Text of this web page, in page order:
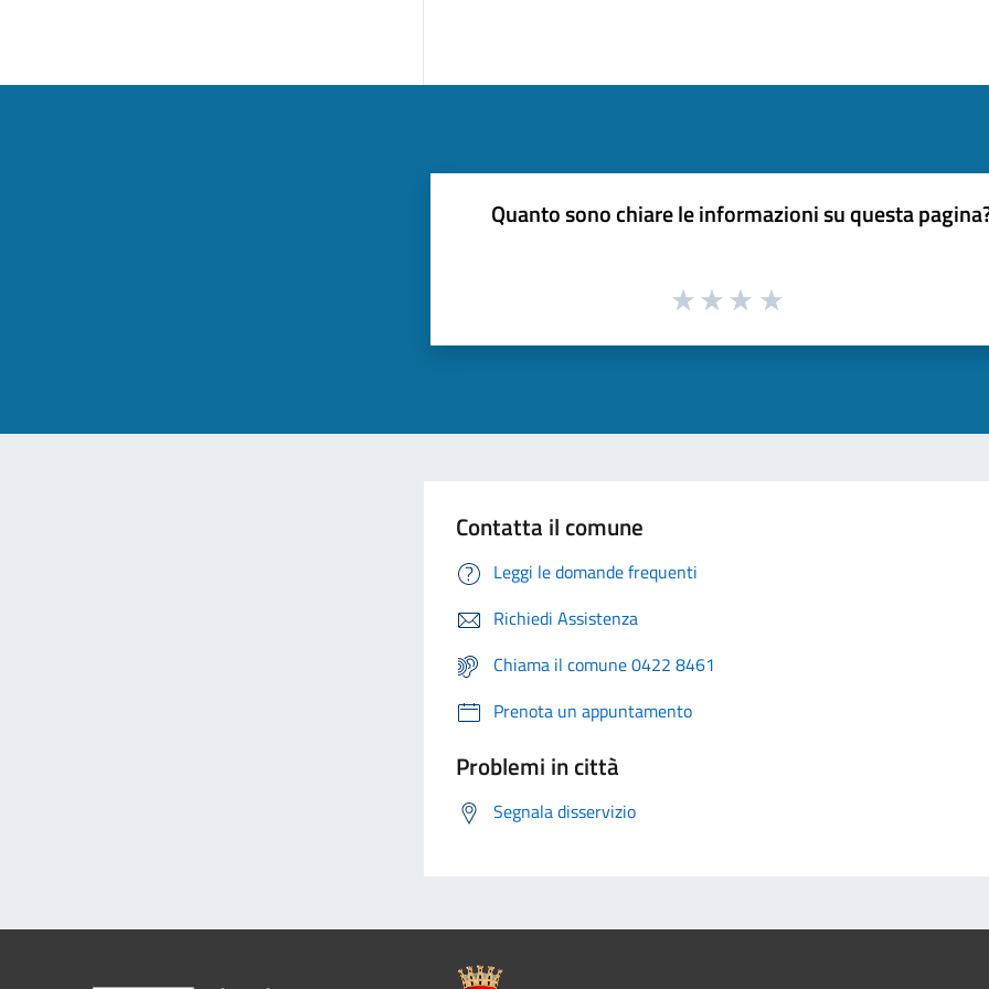
Quanto sono chiare le informazioni su questa
Contatta il comune
Leggi le domande frequenti
Richiedi Assistenza
Chiama il comune 0422 8461
Prenota un appuntamento
Problemi in città
Segnala disservizio